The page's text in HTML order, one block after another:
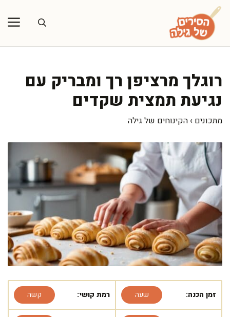
לדלג
לתוכן
רוגלך מרציפן רך ומבריק עם
נגיעת תמצית שקדים
מתכונים › הקינוחים של גילה
זמן הכנה: שעה רמת קושי: קשה